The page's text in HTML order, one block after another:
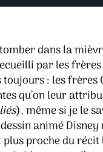
dans la
par les
toujours : les frères
qu’on leur
), même si je le
animé
proche du récit